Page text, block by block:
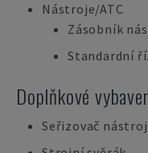
Nástroje/ATC
Zásobník
Standardní
Doplňkové
Seřizovač